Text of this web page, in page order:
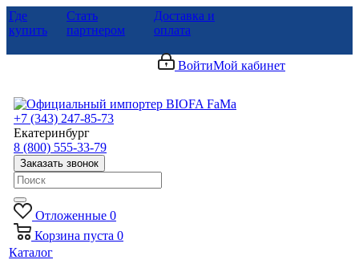
Где
купить
Стать
партнером
Доставка и
оплата
ВойтиМой кабинет
+7 (343) 247-85-73
Екатеринбург
8 (800) 555-33-79
Заказать звонок
Отложенные 0
Корзина пуста 0
Каталог